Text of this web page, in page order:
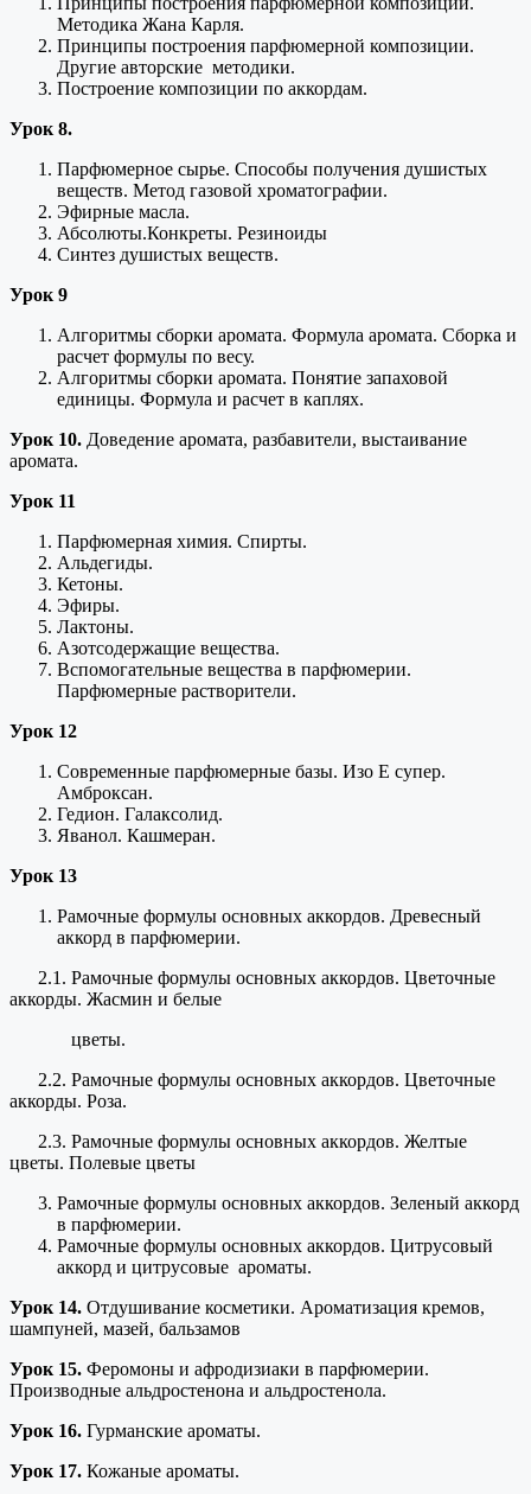
Методика Жана Карля.
Принципы построения парфюмерной композиции.
Другие авторские методики.
Построение композиции по аккордам.
Урок 8.
Парфюмерное сырье. Способы получения душистых
веществ. Метод газовой хроматографии.
Эфирные масла.
Абсолюты.Конкреты. Резиноиды
Синтез душистых веществ.
Урок 9
Алгоритмы сборки аромата. Формула аромата. Сборка и
расчет формулы по весу.
Алгоритмы сборки аромата. Понятие запаховой
единицы. Формула и расчет в каплях.
Урок 10. Доведение аромата, разбавители, выстаивание
аромата.
Урок 11
Парфюмерная химия. Спирты.
Альдегиды.
Кетоны.
Эфиры.
Лактоны.
Азотсодержащие вещества.
Вспомогательные вещества в парфюмерии.
Парфюмерные растворители.
Урок 12
Современные парфюмерные базы. Изо Е супер.
Амброксан.
Гедион. Галаксолид.
Яванол. Кашмеран.
Урок 13
Рамочные формулы основных аккордов. Древесный
аккорд в парфюмерии.
2.1. Рамочные формулы основных аккордов. Цветочные
аккорды. Жасмин и белые
цветы.
2.2. Рамочные формулы основных аккордов. Цветочные
аккорды. Роза.
2.3. Рамочные формулы основных аккордов. Желтые
цветы. Полевые цветы
Рамочные формулы основных аккордов. Зеленый аккорд
в парфюмерии.
Рамочные формулы основных аккордов. Цитрусовый
аккорд и цитрусовые ароматы.
Урок 14. Отдушивание косметики. Ароматизация кремов,
шампуней, мазей, бальзамов
Урок 15. Феромоны и афродизиаки в парфюмерии.
Производные альдростенона и альдростенола.
Урок 16. Гурманские ароматы.
Урок 17. Кожаные ароматы.